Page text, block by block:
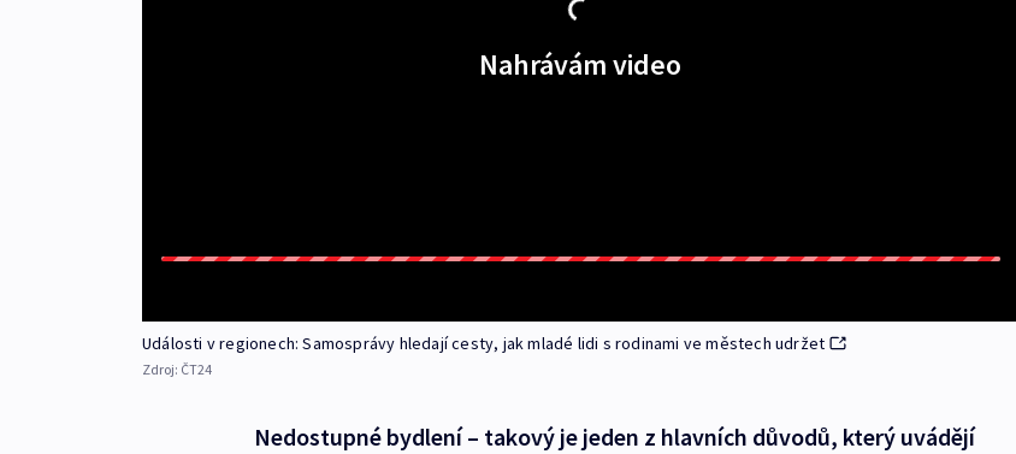
Nahrávám video
Události v regionech: Samosprávy hledají cesty, jak mladé lidi s rodinami ve městech udržet
Zdroj: ČT24
Nedostupné bydlení – takový je jeden z hlavních důvodů, který uvádějí